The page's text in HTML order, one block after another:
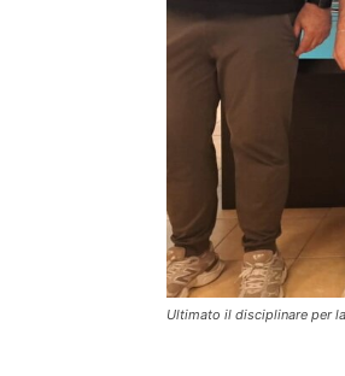
Ultimato il disciplinare per